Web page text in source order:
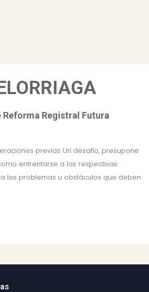
Registral Futura
previas Un desafío, presupone
enfrentarse a las respectivas
los problemas u obstáculos que deben